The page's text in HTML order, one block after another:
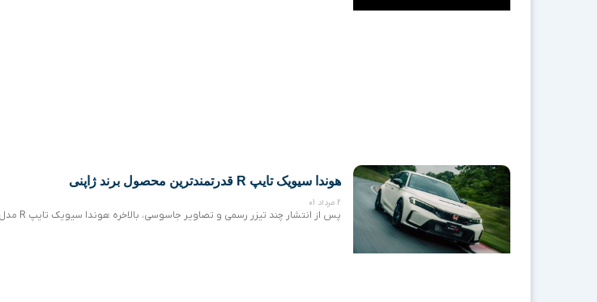
هوندا سیویک تایپ R قدرتمندترین محصول برند ژاپنی
2 مرداد 01
پس از انتشار چند تیزر رسمی و تصاویر جاسوسی، بالاخره هوندا سیویک تایپ R مدل ۲۰۲۳ رونمایی شد.